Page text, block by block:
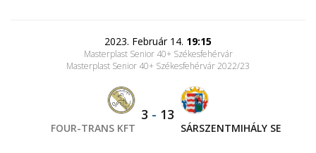
2023. Február 14. 19:15
Masterplast Senior 40+ Székesfehérvár
Masterplast Senior 40+ Székesfehérvár 2022/23
FOUR-TRANS KFT
3 - 13
SÁRSZENTMIHÁLY SE